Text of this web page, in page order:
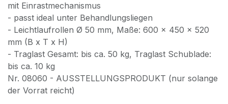
mit Einrastmechanismus
- passt ideal unter Behandlungsliegen
- Leichtlaufrollen Ø 50 mm, Maße: 600 x 450 x 520
mm (B x T x H)
- Traglast Gesamt: bis ca. 50 kg, Traglast Schublade:
bis ca. 10 kg
Nr. 08060 - AUSSTELLUNGSPRODUKT (nur solange
der Vorrat reicht)